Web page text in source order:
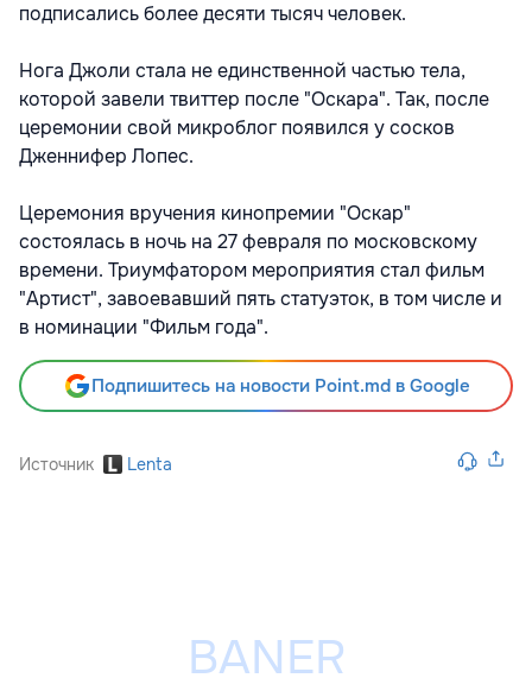
подписались более десяти тысяч человек.
Нога Джоли стала не единственной частью тела,
которой завели твиттер после "Оскара". Так, после
церемонии свой микроблог появился у сосков
Дженнифер Лопес.
Церемония вручения кинопремии "Оскар"
состоялась в ночь на 27 февраля по московскому
времени. Триумфатором мероприятия стал фильм
"Артист", завоевавший пять статуэток, в том числе и
в номинации "Фильм года".
Подпишитесь на новости Point.md в Google
Источник Lenta